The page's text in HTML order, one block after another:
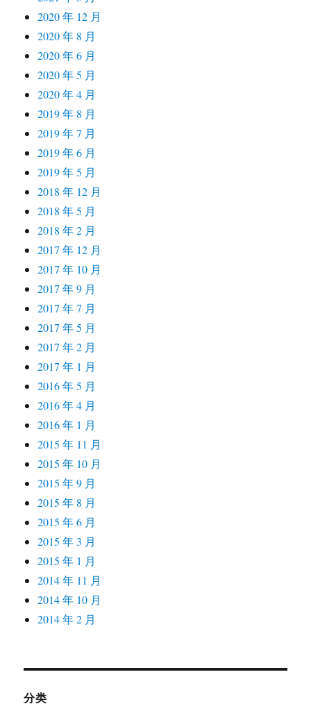
2020 年 12 月
2020 年 8 月
2020 年 6 月
2020 年 5 月
2020 年 4 月
2019 年 8 月
2019 年 7 月
2019 年 6 月
2019 年 5 月
2018 年 12 月
2018 年 5 月
2018 年 2 月
2017 年 12 月
2017 年 10 月
2017 年 9 月
2017 年 7 月
2017 年 5 月
2017 年 2 月
2017 年 1 月
2016 年 5 月
2016 年 4 月
2016 年 1 月
2015 年 11 月
2015 年 10 月
2015 年 9 月
2015 年 8 月
2015 年 6 月
2015 年 3 月
2015 年 1 月
2014 年 11 月
2014 年 10 月
2014 年 2 月
分类